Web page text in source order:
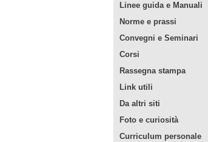
Linee guida e Manuali
Norme e prassi
Convegni e Seminari
Corsi
Rassegna stampa
Link utili
Da altri siti
Foto e curiosità
Curriculum personale